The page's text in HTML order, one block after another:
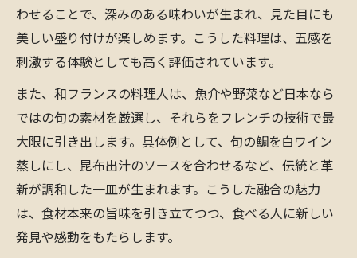
和フランス料理で磨かれる素材の旨味体験
旬の味覚を最大限に活かす和フランスの工
夫
和フランス料理で感じる食材の個性と調和
調理法が引き出す和フランスの上質な味
食材を厳選する和フランス料理の流儀
フランス料理と日本料理の共通点を楽しむ
和フランス料理に見る両国の食文化の交差
点
フランス料理と日本料理の共通点を探る
わせることで、深みのある味わいが生まれ、見た目にも
美しい盛り付けが楽しめます。こうした料理は、五感を
刺激する体験としても高く評価されています。
また、和フランスの料理人は、魚介や野菜など日本なら
ではの旬の素材を厳選し、それらをフレンチの技術で最
大限に引き出します。具体例として、旬の鯛を白ワイン
蒸しにし、昆布出汁のソースを合わせるなど、伝統と革
新が調和した一皿が生まれます。こうした融合の魅力
は、食材本来の旨味を引き立てつつ、食べる人に新しい
発見や感動をもたらします。